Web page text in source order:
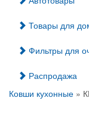
Товары для
Фильтры для
Распродажа
Ковши кухонные »